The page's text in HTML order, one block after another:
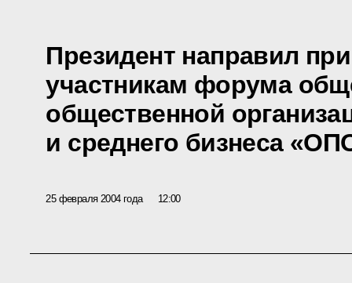
Президент направил
участникам форума
общественной
и среднего бизнеса
25 февраля 2004 года 12:00